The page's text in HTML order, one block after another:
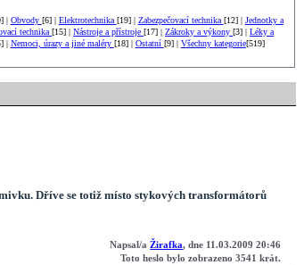
[0] | Obvody [6] | Elektrotechnika [19] | Zabezpečovací technika [12] | Jednotky a
technika[15] |Nástroje a přístroje[17] |Zákroky a výkony[3] |Léky a
| Nemoci, úrazy a jiné maléry [18] | Ostatní [9] | Všechny kategorie[519]
Dříve se totiž místo stykových transformátorů
Napsal/aŽirafka, dne 11.03.2009 20:46
Toto heslo bylo zobrazeno 3541 krát.